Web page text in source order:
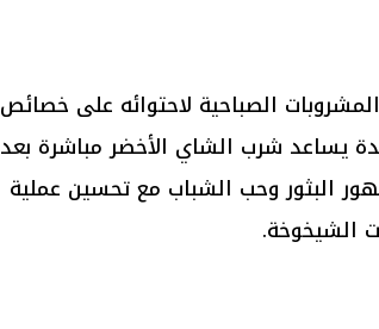
الصباحية لاحتوائه على خصائص
يساعد شرب الشاي الأخضر مباشرة بعد
البثور وحب الشباب مع تحسين عملية
الشيخوخة.